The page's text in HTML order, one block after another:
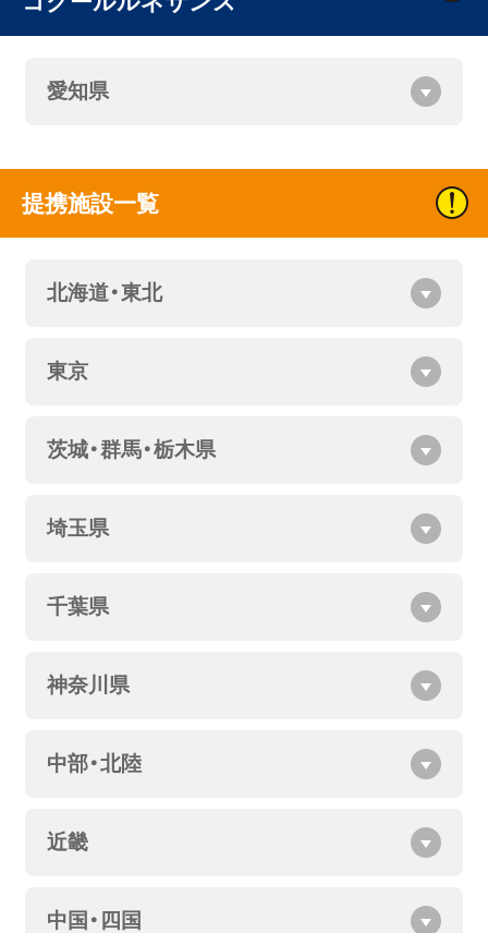
愛知県
提携施設一覧
北海道・東北
東京
茨城・群馬・栃木県
埼玉県
千葉県
神奈川県
中部・北陸
近畿
中国・四国